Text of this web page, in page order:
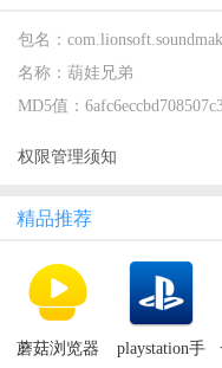
包名：
名称： 葫娃兄弟
MD5值：
权限管理须知
精品推荐
蘑菇浏览器
playstation手